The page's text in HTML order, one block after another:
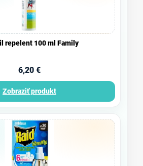
repelent 100 ml Family
6,20 €
Zobraziť produkt